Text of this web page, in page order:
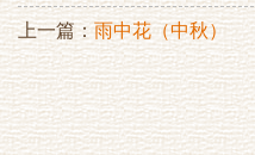
上一篇：雨中花（中秋）